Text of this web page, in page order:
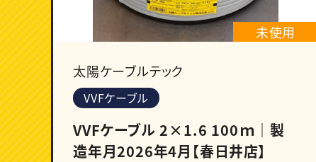
未使用
太陽ケーブルテック
VVFケーブル
VVFケーブル 2×1.6 100ｍ｜製
造年月2026年4月【春日井店】